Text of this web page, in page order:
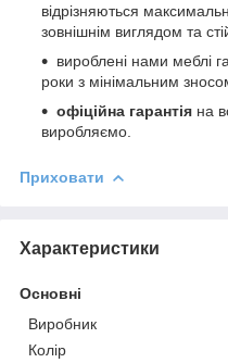
відрізняються
зовнішнім виглядом та
вироблені нами меблі
роки з мінімальним
офіційна гарантія на
виробляємо.
Приховати
Характеристики
Основні
Виробник
Колір